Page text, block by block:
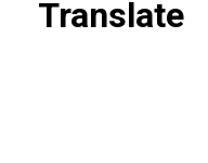
Translate